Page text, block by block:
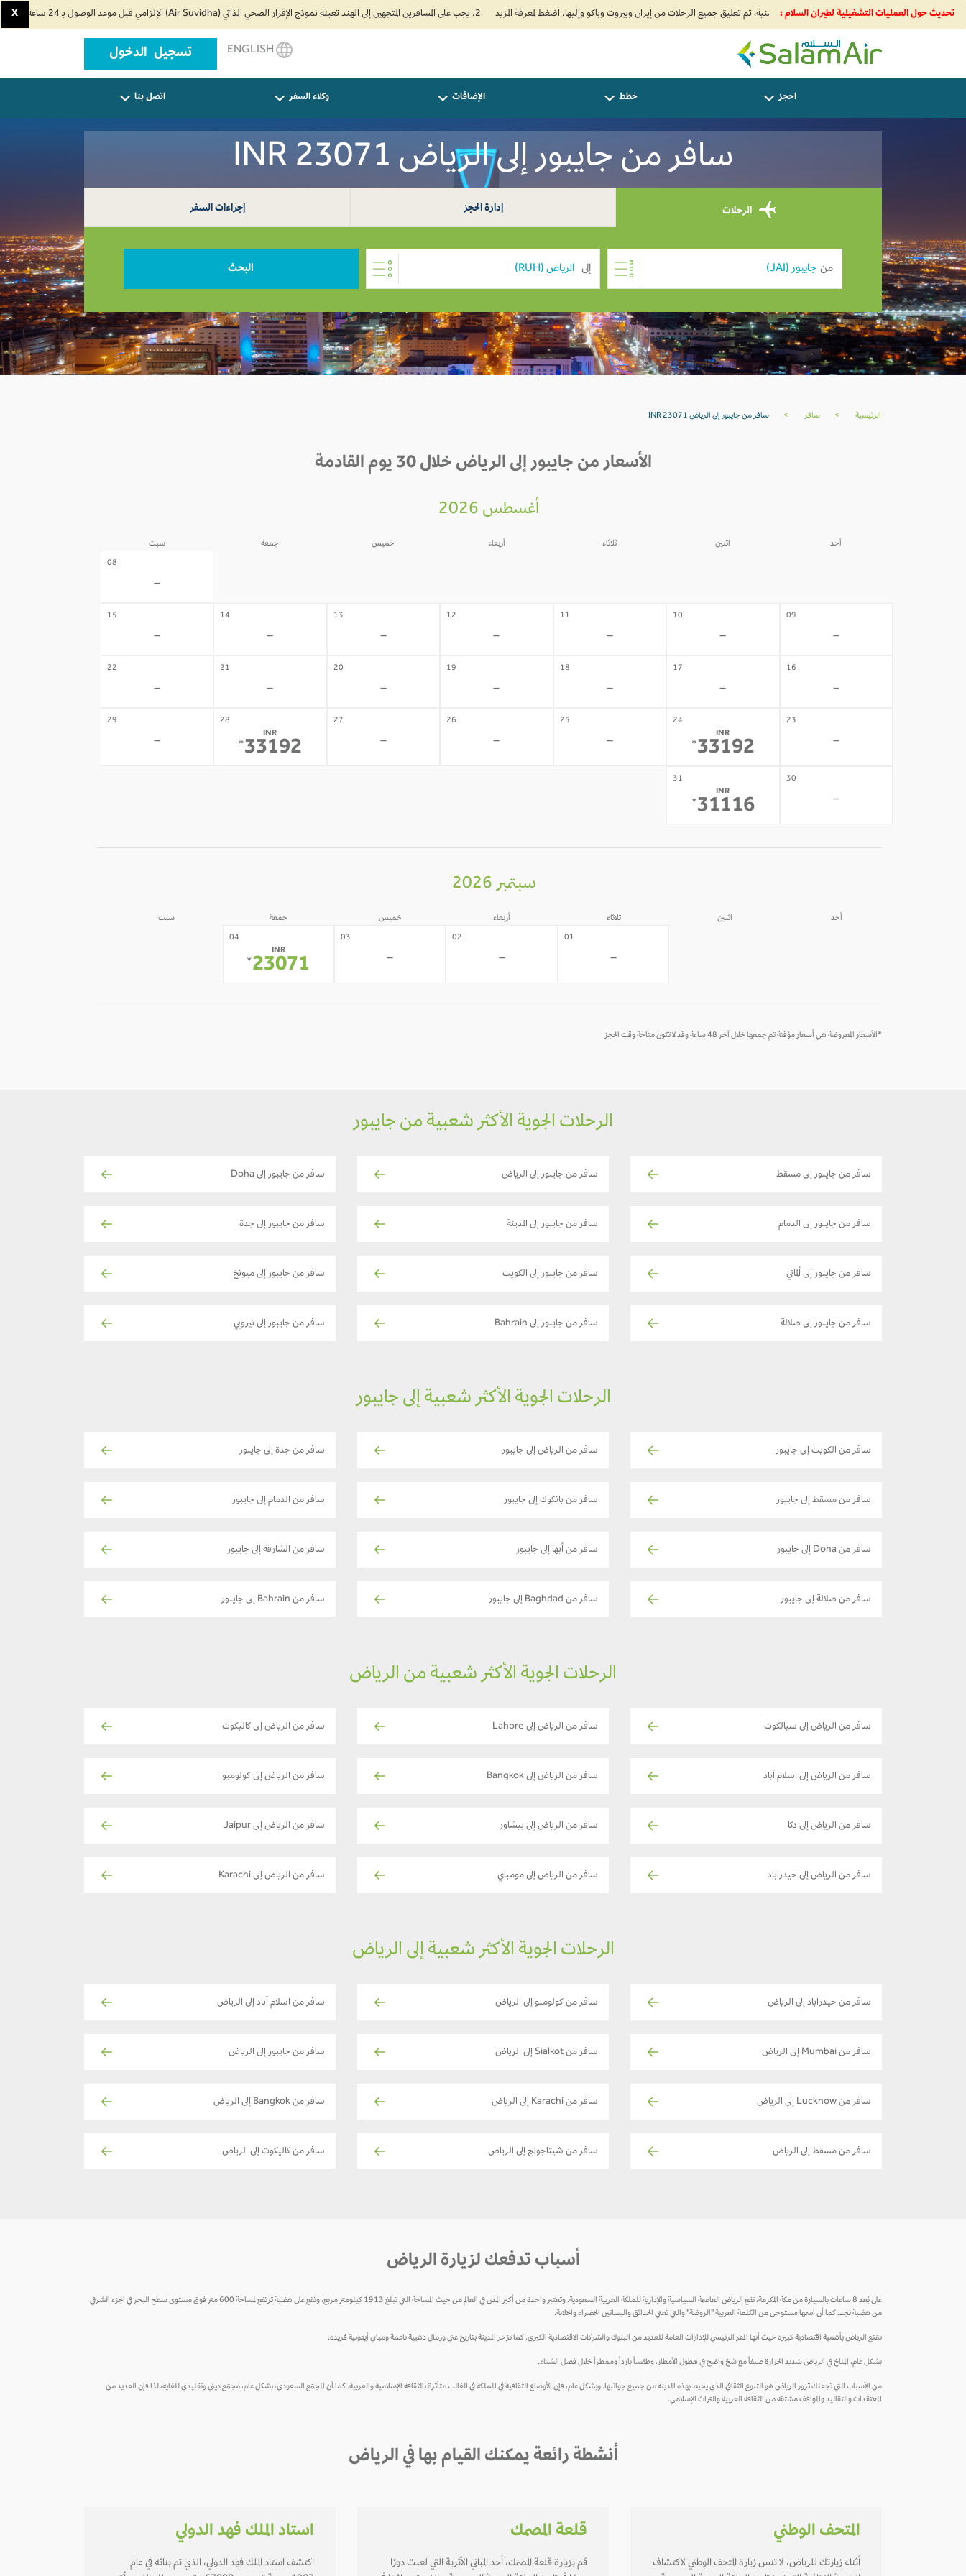
تحديث حول العمليات التشغيلية لطيران السلام : 2. يجب على المسافرين المتجهين إلى الهند تعبئة نموذج الإقرار الصحي الذاتي (Air Suvidha) الإلزامي قبل موعد الوصول بـ 24 ساعة على الأقل. اضغط هنا للدخول إلى بوابة Air Suvidha. X
SalamAir
تسجيل الدخول
احجز خطط الإضافات وكلاء السفر اتصل بنا
سافر من جايبور إلى الرياض INR 23071
الرحلات إدارة الحجز إجراءات السفر
من إلى البحث
الرئيسية > سافر > سافر من جايبور إلى الرياض INR 23071
الأسعار من جايبور إلى الرياض خلال 30 يوم القادمة
أغسطس 2026
أحد اثنين ثلاثاء أربعاء خميس جمعة سبت
08
-
09
-
10
-
11
-
12
-
13
-
14
-
15
-
16
-
17
-
18
-
19
-
20
-
21
-
22
-
23
-
24
INR
33192
*
25
-
26
-
27
-
28
INR
33192
*
29
-
30
-
31
INR
31116
*
سبتمبر 2026
أحد اثنين ثلاثاء أربعاء خميس جمعة سبت
01
-
02
-
03
-
04
INR
23071
*
*الأسعار المعروضة هي أسعار مؤقتة تم جمعها خلال آخر 48 ساعة وقد لا تكون متاحة وقت الحجز
الرحلات الجوية الأكثر شعبية من جايبور
سافر من جايبور إلى مسقط سافر من جايبور إلى الرياض سافر من جايبور إلى Doha
سافر من جايبور إلى الدمام سافر من جايبور إلى المدينة سافر من جايبور إلى جدة
سافر من جايبور إلى ألماتي سافر من جايبور إلى الكويت سافر من جايبور إلى ميونخ
سافر من جايبور إلى صلالة سافر من جايبور إلى Bahrain سافر من جايبور إلى نيروبي
الرحلات الجوية الأكثر شعبية إلى جايبور
سافر من الكويت إلى جايبور سافر من الرياض إلى جايبور سافر من جدة إلى جايبور
سافر من مسقط إلى جايبور سافر من بانكوك إلى جايبور سافر من الدمام إلى جايبور
سافر من Doha إلى جايبور سافر من أبها إلى جايبور سافر من الشارقة إلى جايبور
سافر من صلالة إلى جايبور سافر من Baghdad إلى جايبور سافر من Bahrain إلى جايبور
الرحلات الجوية الأكثر شعبية من الرياض
سافر من الرياض إلى سيالكوت سافر من الرياض إلى Lahore سافر من الرياض إلى كاليكوت
سافر من الرياض إلى اسلام آباد سافر من الرياض إلى Bangkok سافر من الرياض إلى كولومبو
سافر من الرياض إلى دكا سافر من الرياض إلى بيشاور سافر من الرياض إلى Jaipur
سافر من الرياض إلى حيدراباد سافر من الرياض إلى مومباي سافر من الرياض إلى Karachi
الرحلات الجوية الأكثر شعبية إلى الرياض
سافر من حيدراباد إلى الرياض سافر من كولومبو إلى الرياض سافر من اسلام آباد إلى الرياض
سافر من Mumbai إلى الرياض سافر من Sialkot إلى الرياض سافر من جايبور إلى الرياض
سافر من Lucknow إلى الرياض سافر من Karachi إلى الرياض سافر من Bangkok إلى الرياض
سافر من مسقط إلى الرياض سافر من شيتاجونج إلى الرياض سافر من كاليكوت إلى الرياض
أسباب تدفعك لزيارة الرياض
على بُعد 8 ساعات بالسيارة من مكة المكرمة، تقع الرياض العاصمة السياسية والإدارية للملكة العربية السعودية. وتعتبر واحدة من أكبر المدن في العالم من حيث المساحة التي تبلغ 1913 كيلومتر مربع، وتقع على هضبة ترتفع لمساحة 600 متر فوق مستوى سطح البحر في الجزء الشرقي
من هضبة نجد. كما أن اسمها مستوحى من الكلمة العربية "الروضة" والتي تعني الحدائق والبساتين الخضراء والخلابة.
تتمتع الرياض بأهمية اقتصادية كبيرة حيث أنها المقر الرئيسي للإدارات العامة للعديد من البنوك والشركات الاقتصادية الكبرى. كما تزخر المدينة بتاريخ غني ورمال ذهبية ناعمة ومباني أيقونية فريدة.
بشكل عام، المناخ في الرياض شديد الحرارة صيفاً مع شحّ واضح في هطول الأمطار، وطقساً بارداً وممطراً خلال فصل الشتاء.
من الأسباب التي تجعلك تزور الرياض هو التنوع الثقافي الذي يحيط بهذه المدينة من جميع جوانبها. وبشكل عام، فإن الأوضاع الثقافية في المملكة في الغالب متأثرة بالثقافة الإسلامية والعربية. كما أن المجتمع السعودي، بشكل عام، مجتمع ديني وتقليدي للغاية، لذا فإن العديد من
المعتقدات والتقاليد والمواقف مشتقة من الثقافة العربية والتراث الإسلامي.
أنشطة رائعة يمكنك القيام بها في الرياض
المتحف الوطني
أثناء زيارتك للرياض، لا تنس زيارة المتحف الوطني لاكتشاف
قلعة المصمك
قم بزيارة قلعة المصمك، أحد المباني الأثرية التي لعبت دورًا
استاد الملك فهد الدولي
اكتشف استاد الملك فهد الدولي، الذي تم بنائه في عام